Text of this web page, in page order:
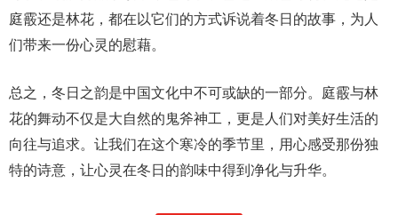
庭霰还是林花，都在以它们的方式诉说着冬日的故事，为人
们带来一份心灵的慰藉。
总之，冬日之韵是中国文化中不可或缺的一部分。庭霰与林
花的舞动不仅是大自然的鬼斧神工，更是人们对美好生活的
向往与追求。让我们在这个寒冷的季节里，用心感受那份独
特的诗意，让心灵在冬日的韵味中得到净化与升华。